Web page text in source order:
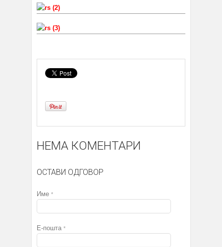
НЕМА КОМЕНТАРИ
ОСТАВИ ОДГОВОР
Име *
Е-пошта *